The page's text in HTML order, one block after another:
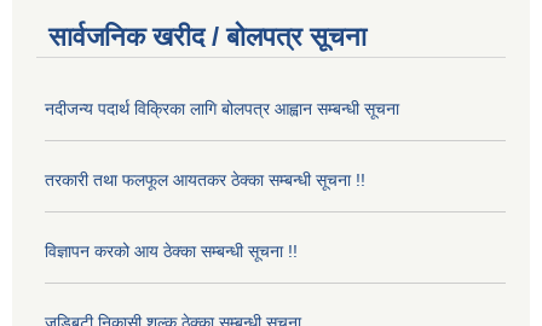
सार्वजनिक खरीद / बोलपत्र सूचना
नदीजन्य पदार्थ विक्रिका लागि बोलपत्र आह्वान सम्बन्धी सूचना
तरकारी तथा फलफूल आयतकर ठेक्का सम्बन्धी सूचना !!
विज्ञापन करको आय ठेक्का सम्बन्धी सूचना !!